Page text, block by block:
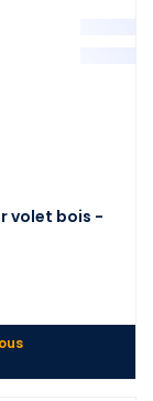
volet bois -